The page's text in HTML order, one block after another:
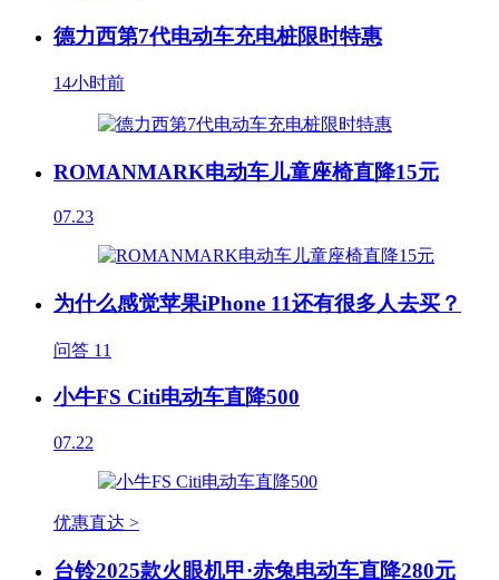
德力西第7代电动车充电桩限时特惠
14小时前
ROMANMARK电动车儿童座椅直降15元
07.23
为什么感觉苹果iPhone 11还有很多人去买？
问答 11
小牛FS Citi电动车直降500
07.22
优惠直达 >
台铃2025款火眼机甲·赤兔电动车直降280元